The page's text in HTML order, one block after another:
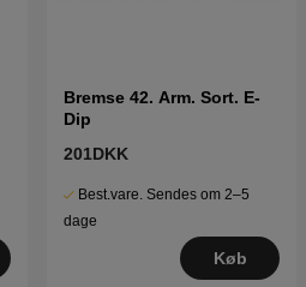
Bremse 42. Arm. Sort. E-
Dip
201DKK
Best.vare. Sendes om 2–5
dage
Køb